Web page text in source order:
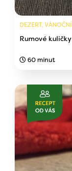
DEZERT,
Rumové
60 minut